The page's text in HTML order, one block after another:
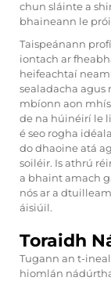
chun sláinte a
bhaineann le
Taispeánann
iontach ar
heifeachtaí
sealadacha agus
mbíonn aon
de na húinéirí le
é seo rogha
do dhaoine atá
soiléir. Is athrú
a bhaint amach
nós ar a
áisiúil.
Toraidh
Tugann an t-
hiomlán